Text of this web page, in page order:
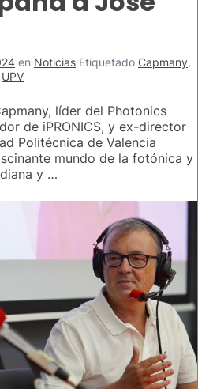
en Noticias Etiquetado Capmany,
UPV
líder del Photonics
de iPRONICS, y ex-director
Politécnica de Valencia
mundo de la fotónica y
y …